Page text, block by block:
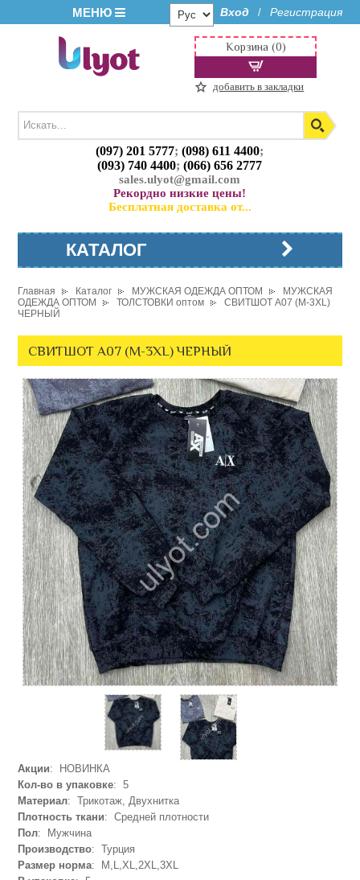
МЕНЮ Вход / Регистрация
(097) 201 5777;(098) 611 4400;
(093) 740 4400;(066) 656 2777
sales.ulyot@gmail.com
Рекордно низкие цены!
Бесплатная доставка от...
Корзина (0)
добавить в закладки
КАТАЛОГ
Главная Каталог МУЖСКАЯ ОДЕЖДА ОПТОМ
МУЖСКАЯ
ОДЕЖДА ОПТОМ
ТОЛСТОВКИ оптом
СВИТШОТ A07 (M-3XL)
ЧЕРНЫЙ
СВИТШОТ A07 (M-3XL) ЧЕРНЫЙ
Акции: НОВИНКА
Кол-во в упаковке: 5
Материал: Трикотаж, Двухнитка
Плотность ткани: Средней плотности
Пол: Мужчина
Производство: Турция
Размер норма: M,L,XL,2XL,3XL